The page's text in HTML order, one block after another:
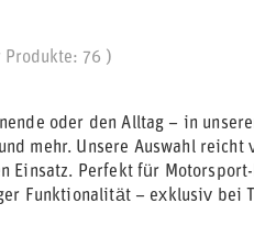
Produkte: 76 )
oder den Alltag – in
und mehr. Unsere Auswahl
Einsatz. Perfekt für Motorsport-
Funktionalität – exklusiv bei